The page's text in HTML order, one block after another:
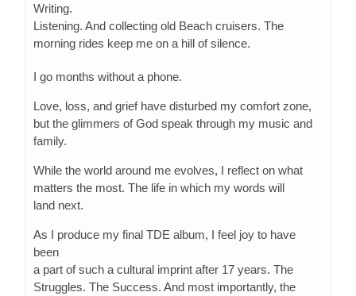
Writing.
Listening. And collecting old Beach cruisers. The
morning rides keep me on a hill of silence.
I go months without a phone.
Love, loss, and grief have disturbed my comfort zone,
but the glimmers of God speak through my music and
family.
While the world around me evolves, I reflect on what
matters the most. The life in which my words will
land next.
As I produce my final TDE album, I feel joy to have
been
a part of such a cultural imprint after 17 years. The
Struggles. The Success. And most importantly, the